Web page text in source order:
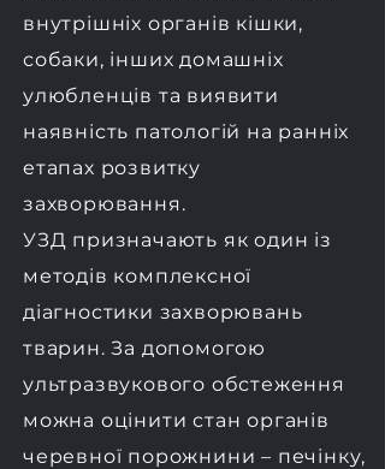
внутрішніх органів кішки,
собаки, інших домашніх
улюбленців та виявити
наявність патологій на ранніх
етапах розвитку
захворювання.
УЗД призначають як один із
методів комплексної
діагностики захворювань
тварин. За допомогою
ультразвукового обстеження
можна оцінити стан органів
черевної порожнини – печінку,